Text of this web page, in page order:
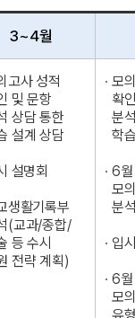
3~4월
고사 성적
및 문항
상담 통한
설계 상담
설명회
생활기록부
(교과/종합/
등 수시
전략 계획)
· 모
확
분
학
· 6
모
분
· 입
· 6
모